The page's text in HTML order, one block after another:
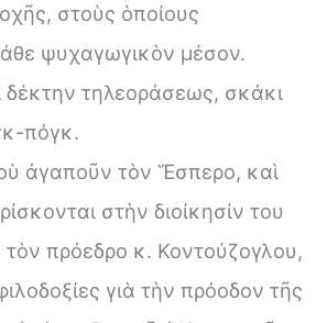
στοὺς ὁποίους
ψυχαγωγικὸν μέσον.
δέκτην τηλεοράσεως, σκάκι
πόγκ.
ἀγαποῦν τὸν Ἕσπερο, καὶ
στὴν διοίκησίν του
πρὀεδρο κ. Κοντούζογλου,
γιὰ τὴν πρόοδον τῆς